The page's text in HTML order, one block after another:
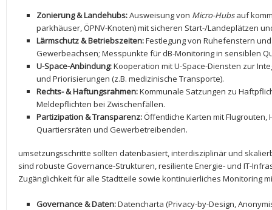
Zonierung⁣ &⁢ Landehubs:Ausweisung von Micro-Hubsauf
parkhäuser, ÖPNV-Knoten) mit ​sicheren Start-/Landeplätzen
Lärmschutz & Betriebszeiten:‍Festlegung‌ von Ruhefenstern
Gewerbeachsen; Messpunkte‍ für dB-Monitoring in sensiblen
U-Space-Anbindung:Kooperation mit U-Space-Diensten zur
und‍ Priorisierungen (z.B. medizinische Transporte).
Rechts-​ &⁣ Haftungsrahmen:Kommunale Satzungen zu
Meldepflichten⁤ bei‍ Zwischenfällen.
Partizipation & Transparenz:Öffentliche Karten mit Flugrouten,
Quartiersräten​ und ‌Gewerbetreibenden.
umsetzungsschritte‍ sollten datenbasiert, ⁢interdisziplinär und
sind robuste⁤ Governance-Strukturen, resiliente Energie- und IT-
Zugänglichkeit für alle Stadtteile sowie ​kontinuierliches Monitoring
Governance ​& Daten:Datencharta (Privacy-by-Design,‍